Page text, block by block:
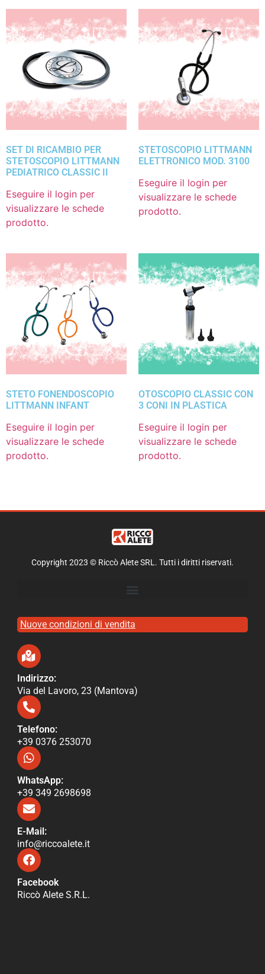
SET DI RICAMBIO PER
STETOSCOPIO LITTMANN
PEDIATRICO CLASSIC II
Eseguire il login per
visualizzare le schede
prodotto.
STETOSCOPIO LITTMANN
ELETTRONICO MOD. 3100
Eseguire il login per
visualizzare le schede
prodotto.
STETO FONENDOSCOPIO
LITTMANN INFANT
Eseguire il login per
visualizzare le schede
prodotto.
OTOSCOPIO CLASSIC CON
3 CONI IN PLASTICA
Eseguire il login per
visualizzare le schede
prodotto.
Copyright 2023 © Riccò Alete SRL. Tutti i diritti riservati.
Nuove condizioni di vendita
Indirizzo:
Via del Lavoro, 23 (Mantova)
Telefono:
+39 0376 253070​
WhatsApp:
+39 349 2698698
E-Mail:
info@riccoalete​.it
Facebook
Riccò Alete S.R.L.